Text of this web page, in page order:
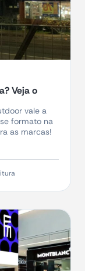
Veja o
vale a
formato na
as marcas!